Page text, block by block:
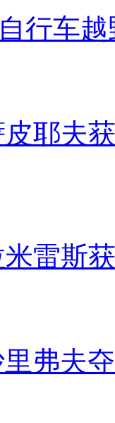
行车
耶夫
雷斯
弗夫